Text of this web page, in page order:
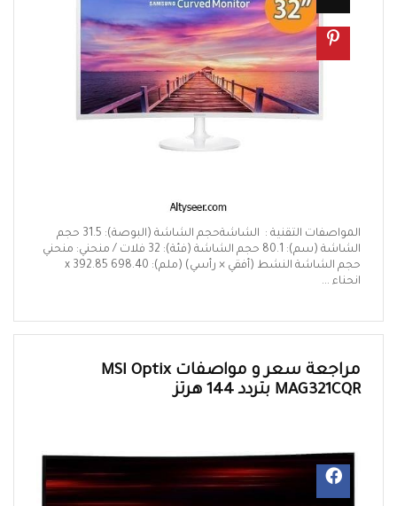
المواصفات التقنية : الشاشةحجم الشاشة (البوصة): 31.5 حجم
الشاشة (سم): 80.1 حجم الشاشة (فئة): 32 فلات / منحني: منحني
حجم الشاشة النشط (أفقي × رأسي) (ملم): 698.40 x 392.85
انحناء ...
مراجعة سعر و مواصفات MSI Optix
MAG321CQR بتردد 144 هرتز